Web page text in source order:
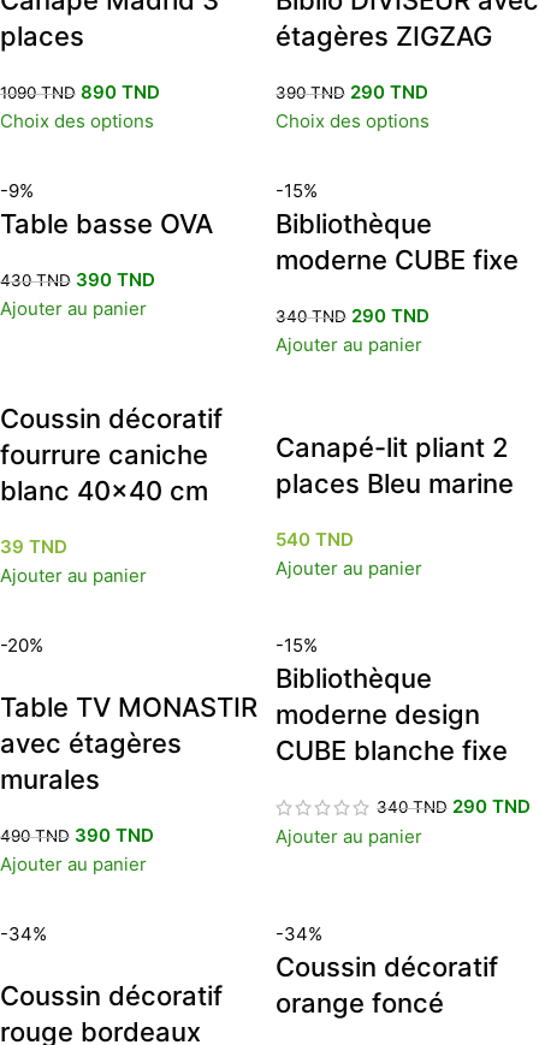
places
1090TND 890 TND
Choix des options
étagères ZIGZAG
390TND 290 TND
Choix des options
-9%
Table basse OVA
430TND 390 TND
Ajouter au panier
-15%
Bibliothèque
moderne CUBE fixe
340TND 290 TND
Ajouter au panier
Coussin décoratif
fourrure caniche
blanc 40×40 cm
39 TND
Ajouter au panier
Canapé-lit pliant 2
places Bleu marine
540 TND
Ajouter au panier
-20%
Table TV MONASTIR
avec étagères
murales
490TND 390 TND
Ajouter au panier
-15%
Bibliothèque
moderne design
CUBE blanche fixe
340TND 290 TND
Ajouter au panier
-34%
Coussin décoratif
rouge bordeaux
-34%
Coussin décoratif
orange foncé